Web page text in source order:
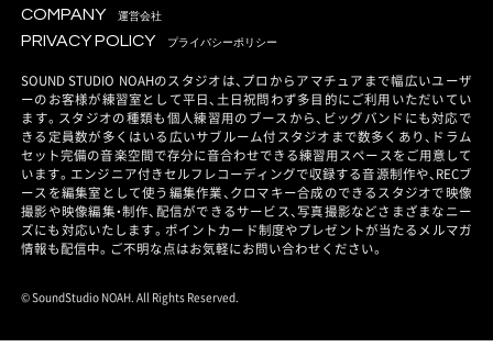
COMPANY 運営会社
PRIVACY POLICY プライバシーポリシー
SOUND STUDIO NOAHのスタジオは、プロからアマチュアまで幅広いユーザ
ーのお客様が練習室として平日、土日祝問わず多目的にご利用いただいてい
ます。スタジオの種類も個人練習用のブースから、ビッグバンドにも対応で
きる定員数が多くはいる広いサブルーム付スタジオまで数多くあり、ドラム
セット完備の音楽空間で存分に音合わせできる練習用スペースをご用意して
います。エンジニア付きセルフレコーディングで収録する音源制作や、RECブ
ースを編集室として使う編集作業、クロマキー合成のできるスタジオで映像
撮影や映像編集・制作、配信ができるサービス、写真撮影などさまざまなニー
ズにも対応いたします。ポイントカード制度やプレゼントが当たるメルマガ
情報も配信中。ご不明な点はお気軽にお問い合わせください。
© SoundStudio NOAH. All Rights Reserved.